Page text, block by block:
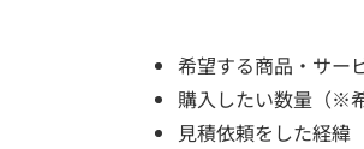
希望する商品・サー
購入したい数量（※
見積依頼をした経緯